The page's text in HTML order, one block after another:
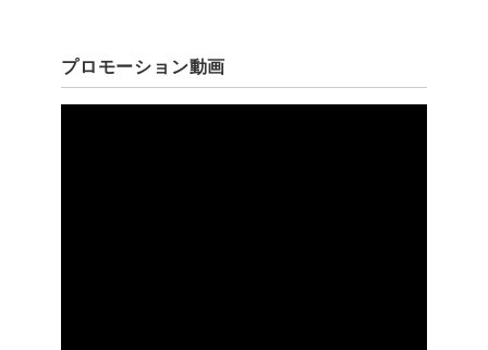
プロモーション動画